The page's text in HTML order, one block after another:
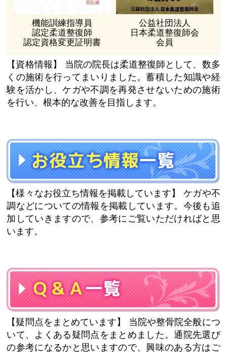
機能訓練指導員
認定柔道整復師
認定資格変更証明書
公益社団法人
日本柔道整復師会
会員
【資格情報】
当院の院長は柔道整復師として、数多
くの施術を行ってまいりました。蓄積した知識や経
験を活かし、ケガや不調を再発させないための施術
を行い、根本的な改善を目指します。
【様々なお役立ち情報を掲載しています】
ケガや不
調などについての情報を掲載しています。今後も追
加していきますので、参考にご覧いただければと思
います。
【疑問点をまとめています】
当院や整骨院全般につ
いて、よくある疑問点をまとめました。通院先選び
の参考になるかと思いますので、興味のある方はご